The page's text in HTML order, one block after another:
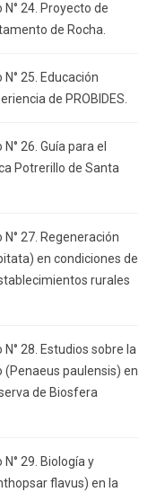
24. Proyecto de
de Rocha.
25. Educación
de PROBIDES.
26. Guía para el
Potrerillo de Santa
27. Regeneración
en condiciones de
rurales
28. Estudios sobre la
paulensis) en
de Biosfera
29. Biología y
flavus) en la